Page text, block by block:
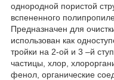
однородной пористой
вспененного
Предназначен для
использован как
тройки на 2-ой и 3 –й
частицы, хлор,
фенол, органические